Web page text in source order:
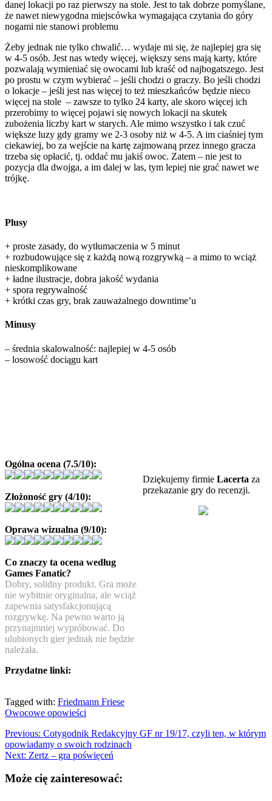
danej lokacji po raz pierwszy na stole. Jest to tak dobrze pomyślane,
że nawet niewygodna miejscówka wymagająca czytania do góry
nogami nie stanowi problemu
Żeby jednak nie tylko chwalić… wydaje mi się, że najlepiej gra się
w 4-5 osób. Jest nas wtedy więcej, większy sens mają karty, które
pozwalają wymieniać się owocami lub kraść od najbogatszego. Jest
po prostu w czym wybierać – jeśli chodzi o graczy. Bo jeśli chodzi
o lokacje – jeśli jest nas więcej to też mieszkańców będzie nieco
więcej na stole – zawsze to tylko 24 karty, ale skoro więcej ich
przerobimy to więcej pojawi się nowych lokacji na skutek
zubożenia liczby kart w starych. Ale mimo wszystko i tak czuć
większe luzy gdy gramy we 2-3 osoby niż w 4-5. A im ciaśniej tym
ciekawiej, bo za wejście na kartę zajmowaną przez innego gracza
trzeba się opłacić, tj. oddać mu jakiś owoc. Zatem – nie jest to
pozycja dla dwojga, a im dalej w las, tym lepiej nie grać nawet we
trójkę.
Plusy
+ proste zasady, do wytłumaczenia w 5 minut
+ rozbudowujące się z każdą nową rozgrywką – a mimo to wciąż
nieskomplikowane
+ ładne ilustracje, dobra jakość wydania
+ spora regrywalność
+ krótki czas gry, brak zauważalnego downtime’u
Minusy
– średnia skalowalność: najlepiej w 4-5 osób
– losowość dociągu kart
Dziękujemy firmie Lacerta za
przekazanie gry do recenzji.
Ogólna ocena (7.5/10):
Złożoność gry (4/10):
Oprawa wizualna (9/10):
Co znaczy ta ocena według
Games Fanatic?
Dobry, solidny produkt. Gra może
nie wybitnie oryginalna, ale wciąż
zapewnia satysfakcjonującą
rozgrywkę. Na pewno warto ją
przynajmniej wypróbować. Do
ulubionych gier jednak nie będzie
należała.
Przydatne linki:
Tagged with: Friedmann Friese
Owocowe opowieści
Previous: Cotygodnik Redakcyjny GF nr 19/17, czyli ten, w którym
opowiadamy o swoich rodzinach
Next: Zertz – gra poświęceń
Może cię zainteresować: